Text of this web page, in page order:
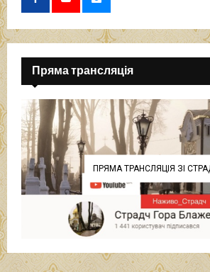
Пряма трансляція
ПРЯМА ТРАНСЛЯЦІЯ ЗІ